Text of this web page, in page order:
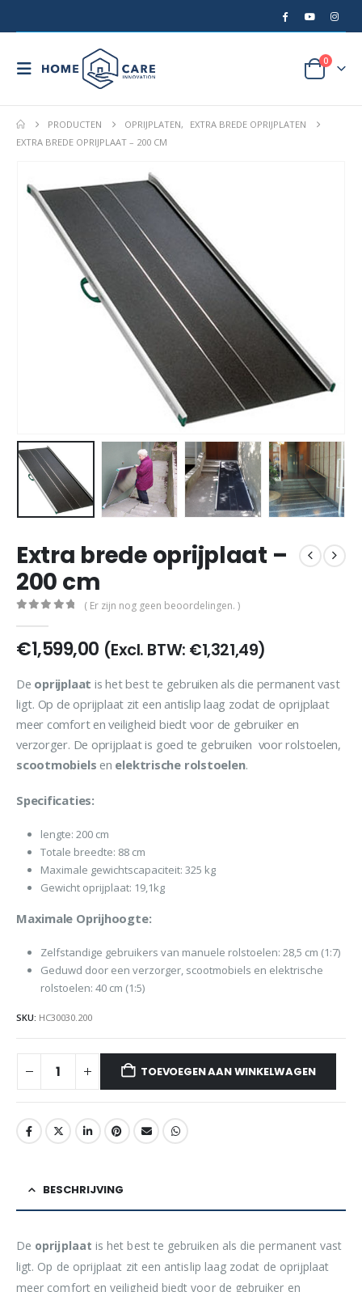
0
PRODUCTEN OPRIJPLATEN,
EXTRA BREDE OPRIJPLATEN
EXTRA BREDE OPRIJPLAAT – 200 CM
Extra brede oprijplaat –
200 cm
( Er zijn nog geen beoordelingen. )
€1,599,00 (Excl. BTW: €1,321,49)
De oprijplaat is het best te gebruiken als die permanent vast
ligt. Op de oprijplaat zit een antislip laag zodat de oprijplaat
meer comfort en veiligheid biedt voor de gebruiker en
verzorger. De oprijplaat is goed te gebruiken voor rolstoelen,
scootmobiels en elektrische rolstoelen.
Specificaties:
lengte: 200 cm
Totale breedte: 88 cm
Maximale gewichtscapaciteit: 325 kg
Gewicht oprijplaat: 19,1kg
Maximale Oprijhoogte:
Zelfstandige gebruikers van manuele rolstoelen: 28,5 cm (1:7)
Geduwd door een verzorger, scootmobiels en elektrische
rolstoelen: 40 cm (1:5)
SKU: HC30030.200
TOEVOEGEN AAN WINKELWAGEN
BESCHRIJVING
De oprijplaat is het best te gebruiken als die permanent vast
ligt. Op de oprijplaat zit een antislip laag zodat de oprijplaat
meer comfort en veiligheid biedt voor de gebruiker en